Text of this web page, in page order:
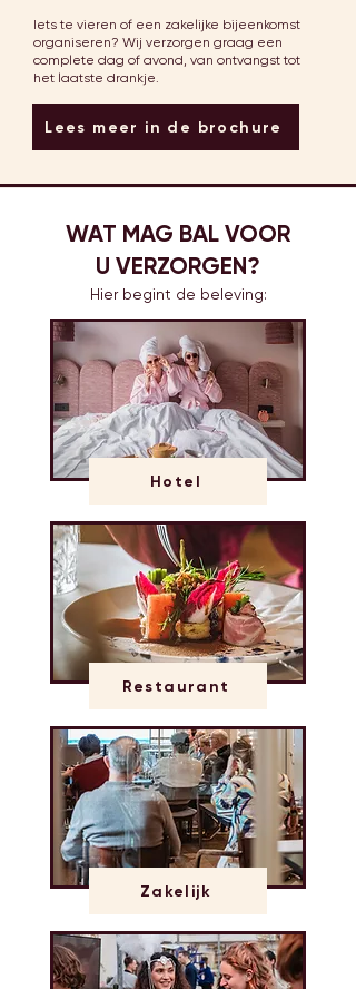
Iets te vieren of een zakelijke bijeenkomst
organiseren? Wij verzorgen graag een
complete dag of avond, van ontvangst tot
het laatste drankje.
Lees meer in de brochure
WAT MAG BAL VOOR
U VERZORGEN?
Hier begint de beleving:
Hotel
Restaurant
Zakelijk